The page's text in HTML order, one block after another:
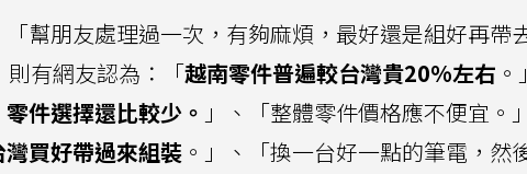
幫朋友處理過一次，有夠麻煩，最好還是組好再帶
則有網友認為：「越南零件普遍較台灣貴20%左右
件選擇還比較少。 」、「整體零件價格應不便宜。
買好帶過來組裝 。」、「換一台好一點的筆電，然